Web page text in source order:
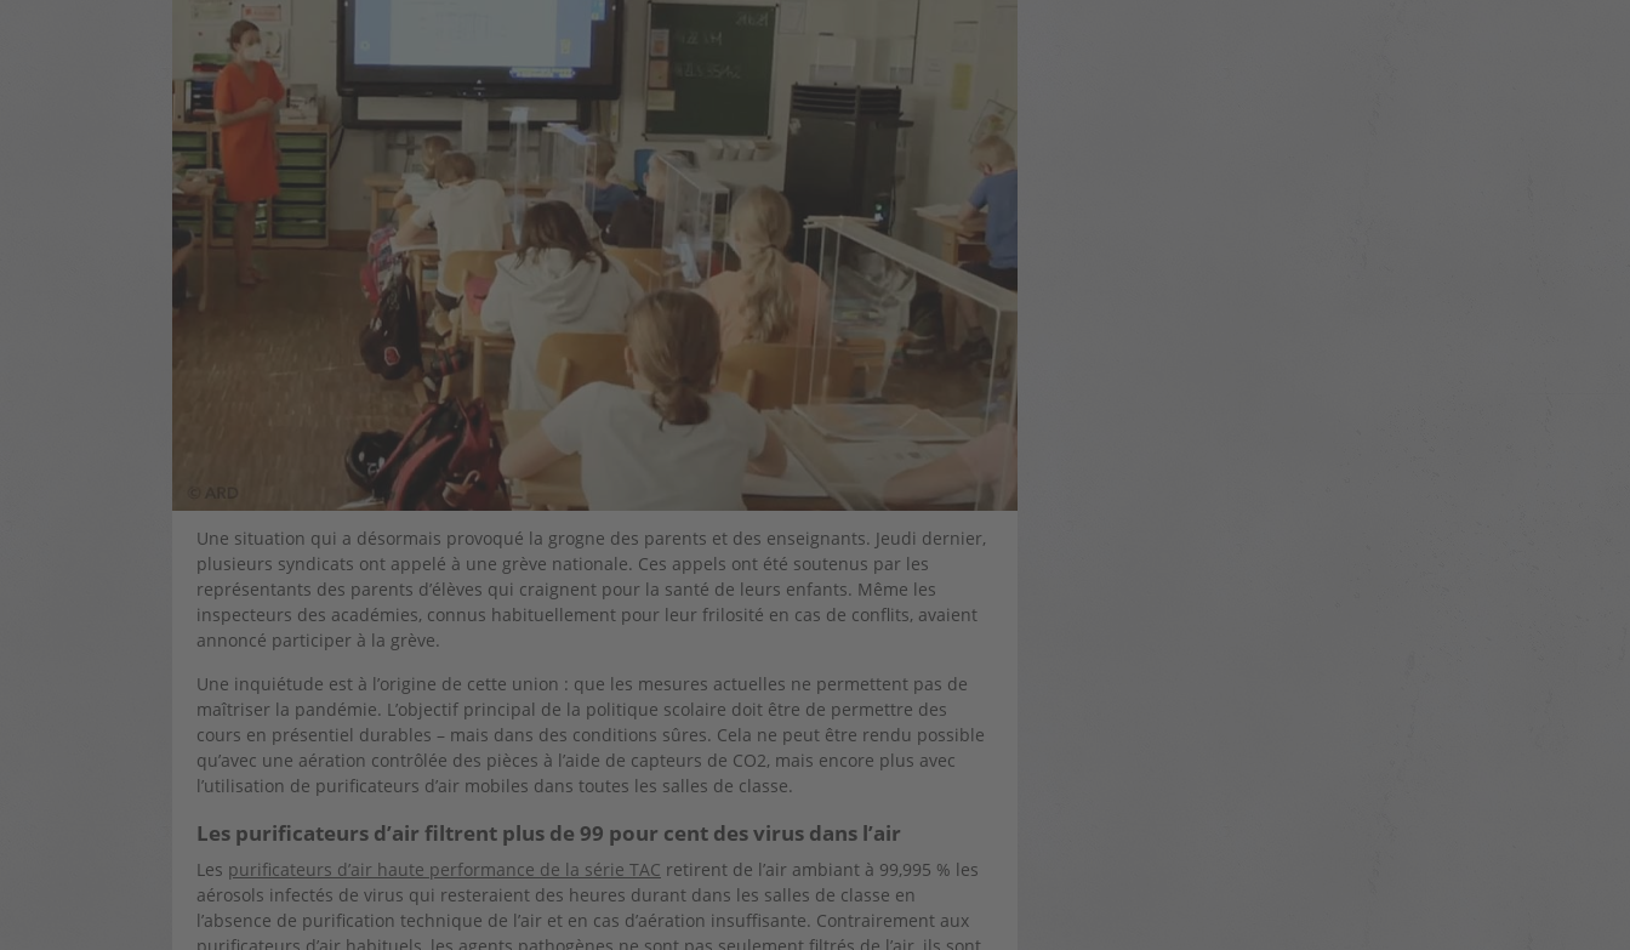
Une situation qui a désormais provoqué la grogne des parents et des enseignants. Jeudi dernier,
plusieurs syndicats ont appelé à une grève nationale. Ces appels ont été soutenus par les
représentants des parents d’élèves qui craignent pour la santé de leurs enfants. Même les
inspecteurs des académies, connus habituellement pour leur frilosité en cas de conflits, avaient
annoncé participer à la grève.
Une inquiétude est à l’origine de cette union : que les mesures actuelles ne permettent pas de
maîtriser la pandémie. L’objectif principal de la politique scolaire doit être de permettre des
cours en présentiel durables – mais dans des conditions sûres. Cela ne peut être rendu possible
qu’avec une aération contrôlée des pièces à l’aide de capteurs de CO2, mais encore plus avec
l’utilisation de purificateurs d’air mobiles dans toutes les salles de classe.
Les purificateurs d’air filtrent plus de 99 pour cent des virus dans l’air
Les purificateurs d’air haute performance de la série TAC retirent de l’air ambiant à 99,995 % les
aérosols infectés de virus qui resteraient des heures durant dans les salles de classe en
l’absence de purification technique de l’air et en cas d’aération insuffisante. Contrairement aux